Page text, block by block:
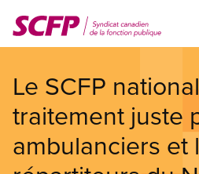
au
contenu
Le SCFP
traitement juste
ambulanciers et